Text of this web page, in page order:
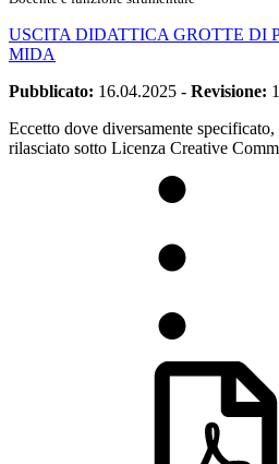
USCITA DIDATTICA GROTTE DI
MIDA
Pubblicato: 16.04.2025 - Revisione:
Eccetto dove diversamente
rilasciato sotto Licenza Creative